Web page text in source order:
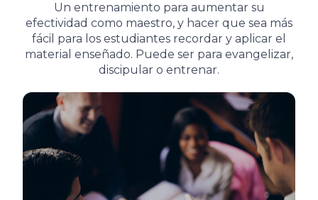
Un entrenamiento para aumentar su
efectividad como maestro, y hacer que sea más
fácil para los estudiantes recordar y aplicar el
material enseñado. Puede ser para evangelizar,
discipular o entrenar.